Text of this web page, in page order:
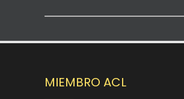
MIEMBRO ACL